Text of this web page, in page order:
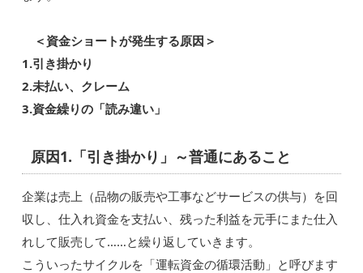
＜資金ショートが発生する原因＞
1.引き掛かり
2.未払い、クレーム
3.資金繰りの「読み違い」
原因1.「引き掛かり」～普通にあること
企業は売上（品物の販売や工事などサービスの供与）を回
収し、仕入れ資金を支払い、残った利益を元手にまた仕入
れして販売して……と繰り返していきます。
こういったサイクルを「運転資金の循環活動」と呼びます